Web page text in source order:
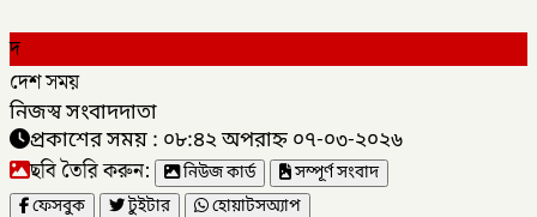
দ
দেশ সময়
নিজস্ব সংবাদদাতা
প্রকাশের সময় : ০৮:৪২ অপরাহ্ন ০৭-০৩-২০২৬
ছবি তৈরি করুন: নিউজ কার্ড
সম্পূর্ণ সংবাদ
ফেসবুক
টুইটার হোয়াটসঅ্যাপ